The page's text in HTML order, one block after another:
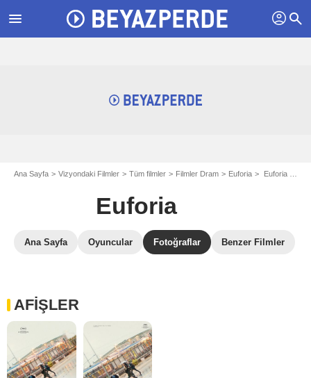
menu profil search
Ana Sayfa Vizyondaki Filmler Tüm filmler Filmler Dram Euforia Euforia Filmi Galerisi
Euforia
Ana Sayfa Oyuncular Fotoğraflar Benzer Filmler
AFİŞLER